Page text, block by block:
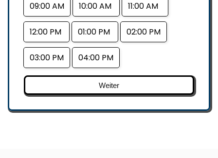
09:00 AM
10:00 AM 11:00 AM
12:00 PM 01:00 PM 02:00 PM
03:00 PM 04:00 PM
Weiter